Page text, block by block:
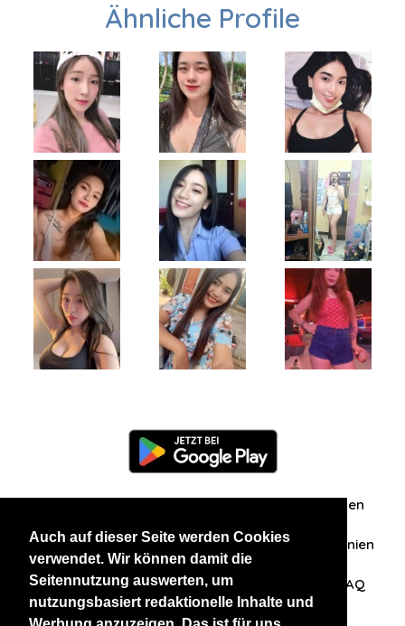
Auch auf dieser Seite werden Cookies
verwendet. Wir können damit die
Seitennutzung auswerten, um
nutzungsbasiert redaktionelle Inhalte und
Ähnliche Profile
Zuschriften/Erfahrungen
Datenschutzerklärung AGB Datenschutzrichtlinien
Nehmen Sie Kontakt mit uns auf FAQ